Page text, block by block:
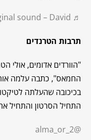
♬ original sound – David
תרבות הטרנדים
"הוורדים אדומים, אולי
החמאס", כתבה עלמה
התחיל הסרטון והתחיל
@alma_or_2